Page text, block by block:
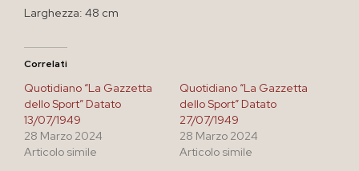
Larghezza: 48 cm
Correlati
Quotidiano “La Gazzetta
dello Sport” Datato
13/07/1949
28 Marzo 2024
Articolo simile
Quotidiano “La Gazzetta
dello Sport” Datato
27/07/1949
28 Marzo 2024
Articolo simile